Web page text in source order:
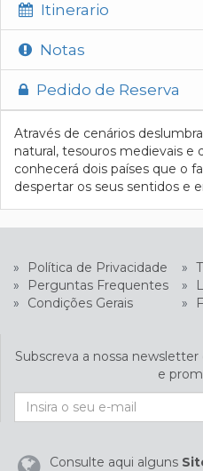
Itinerario
Notas
Pedido de Reserva
Através de cenários
natural, tesouros medievais e
conhecerá dois países que o
despertar os seus sentidos e
» Política de Privacidade »
»
Perguntas Frequentes »
»
Condições Gerais »
Subscreva a nossa
e
Consulte aqui alguns